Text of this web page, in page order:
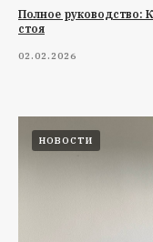
Полное руководство:
стоя
02.02.2026
НОВОСТИ